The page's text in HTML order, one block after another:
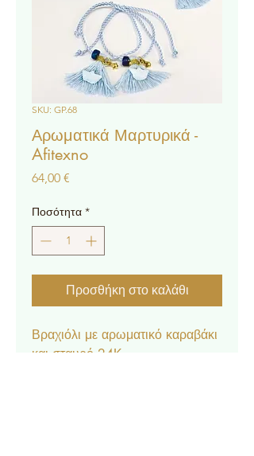
SKU: GP.68
Αρωματικά Μαρτυρικά -
Afitexno
64,00 €
Ποσότητα *
Προσθήκη στο καλάθι
Βραχιόλι με αρωματικό καραβάκι
και σταυρό 24Κ.